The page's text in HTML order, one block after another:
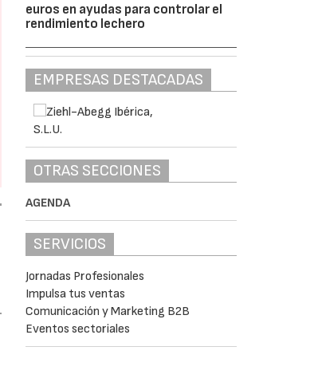
euros en ayudas para controlar el
rendimiento lechero
EMPRESAS DESTACADAS
OTRAS SECCIONES
AGENDA
SERVICIOS
Jornadas Profesionales
Impulsa tus ventas
Comunicación y Marketing B2B
Eventos sectoriales